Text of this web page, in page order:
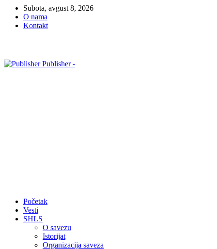
Subota, avgust 8, 2026
O nama
Kontakt
Publisher -
Početak
Vesti
SHLS
O savezu
Istorijat
Organizacija saveza